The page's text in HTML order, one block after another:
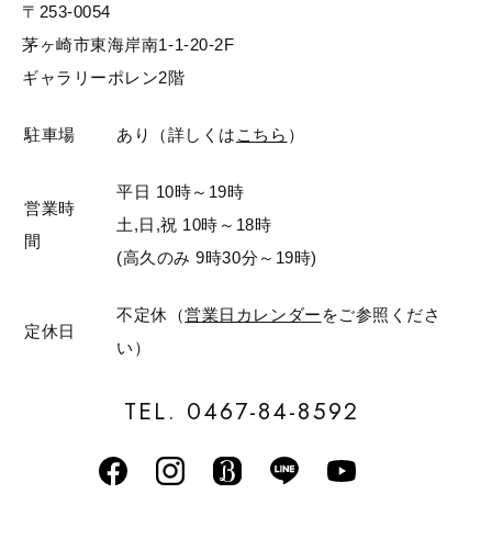
〒253-0054
茅ヶ崎市東海岸南1-1-20-2F
ギャラリーポレン2階
駐車場 あり（詳しくは こちら ）
営業時
間
平日 10時～19時
土,日,祝 10時～18時
(高久のみ 9時30分～19時)
定休日
不定休（営業日カレンダー をご参照くださ
い）
TEL. 0467-84-8592